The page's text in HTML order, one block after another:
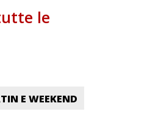
le
E WEEKEND